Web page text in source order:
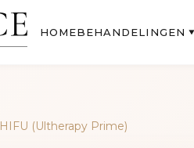
HOMEBEHANDELINGEN ▼
HIFU (Ultherapy Prime)